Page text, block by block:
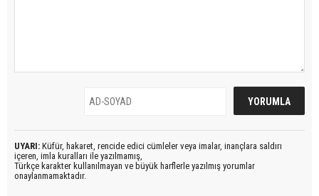
UYARI: Küfür, hakaret, rencide edici cümleler veya imalar, inançlara saldırı
içeren, imla kuralları ile yazılmamış,
Türkçe karakter kullanılmayan ve büyük harflerle yazılmış yorumlar
onaylanmamaktadır.